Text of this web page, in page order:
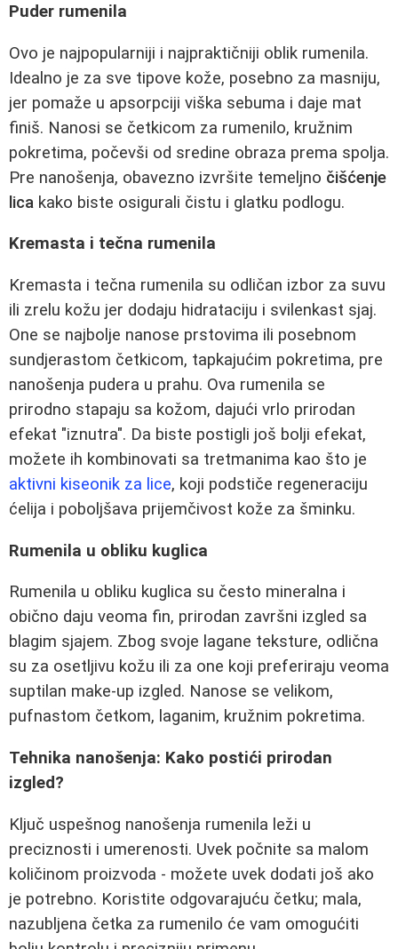
Puder rumenila
Ovo je najpopularniji i najpraktičniji oblik rumenila.
Idealno je za sve tipove kože, posebno za masniju,
jer pomaže u apsorpciji viška sebuma i daje mat
finiš. Nanosi se četkicom za rumenilo, kružnim
pokretima, počevši od sredine obraza prema spolja.
Pre nanošenja, obavezno izvršite temeljno čišćenje
lica kako biste osigurali čistu i glatku podlogu.
Kremasta i tečna rumenila
Kremasta i tečna rumenila su odličan izbor za suvu
ili zrelu kožu jer dodaju hidrataciju i svilenkast sjaj.
One se najbolje nanose prstovima ili posebnom
sundjerastom četkicom, tapkajućim pokretima, pre
nanošenja pudera u prahu. Ova rumenila se
prirodno stapaju sa kožom, dajući vrlo prirodan
efekat "iznutra". Da biste postigli još bolji efekat,
možete ih kombinovati sa tretmanima kao što je
aktivni kiseonik za lice, koji podstiče regeneraciju
ćelija i poboljšava prijemčivost kože za šminku.
Rumenila u obliku kuglica
Rumenila u obliku kuglica su često mineralna i
obično daju veoma fin, prirodan završni izgled sa
blagim sjajem. Zbog svoje lagane teksture, odlična
su za osetljivu kožu ili za one koji preferiraju veoma
suptilan make-up izgled. Nanose se velikom,
pufnastom četkom, laganim, kružnim pokretima.
Tehnika nanošenja: Kako postići prirodan
izgled?
Ključ uspešnog nanošenja rumenila leži u
preciznosti i umerenosti. Uvek počnite sa malom
količinom proizvoda - možete uvek dodati još ako
je potrebno. Koristite odgovarajuću četku; mala,
nazubljena četka za rumenilo će vam omogućiti